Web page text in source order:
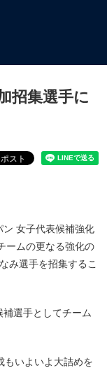
招集選手に
女子代表候補強化
ームの更なる強化の
み選手を招集するこ
選手としてチーム
もいよいよ大詰めを